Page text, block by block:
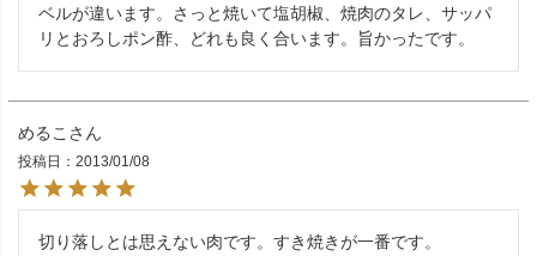
ベルが違います。さっと焼いて塩胡椒、焼肉のタレ、サッパ
リとおろしポン酢、どれも良く合います。旨かったです。
めるこ
投稿日 2013/01/08
切り落しとは思えない肉です。すき焼きが一番です。